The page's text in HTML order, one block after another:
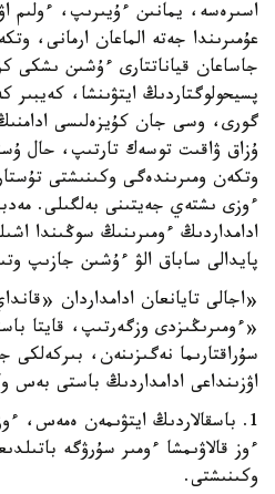
اسىرەسە، يمانىن ءۇيىرىپ، ءولىم
عۇمىرىندا جەتە الماعان ارمانى،
جاساعان قياناتتارى ءۇشىن ىشكى
پسيحولوگتاردىڭ ايتۋىنشا، كەيبىر
گورى، وسى جان كۇيزەلىسى
ۇزاق ۋاقىت توسەك تارتىپ، حال
وتكەن ومىرىندەگى وكىنىشتى
ءوزى ىشتەي جەيتىنى بەلگىلى.
ادامداردىڭ ءومىرىنىڭ سوڭىندا
پايدالى ساباق الۋ ءۇشىن جازىپ
«اجالى تايانعان ادامداردان
«ءومىرىڭىزدى وزگەرتىپ، قايتا
سۇراقتارىما نەگىزىنەن، بىركەلكى
اۋزىنداعى ادامداردىڭ باستى بەس
1. باسقالاردىڭ ايتۋىمەن ەمەس،
ءوز قالاۋىمشا ءومىر سۇرۋگە
وكىنىشتى.